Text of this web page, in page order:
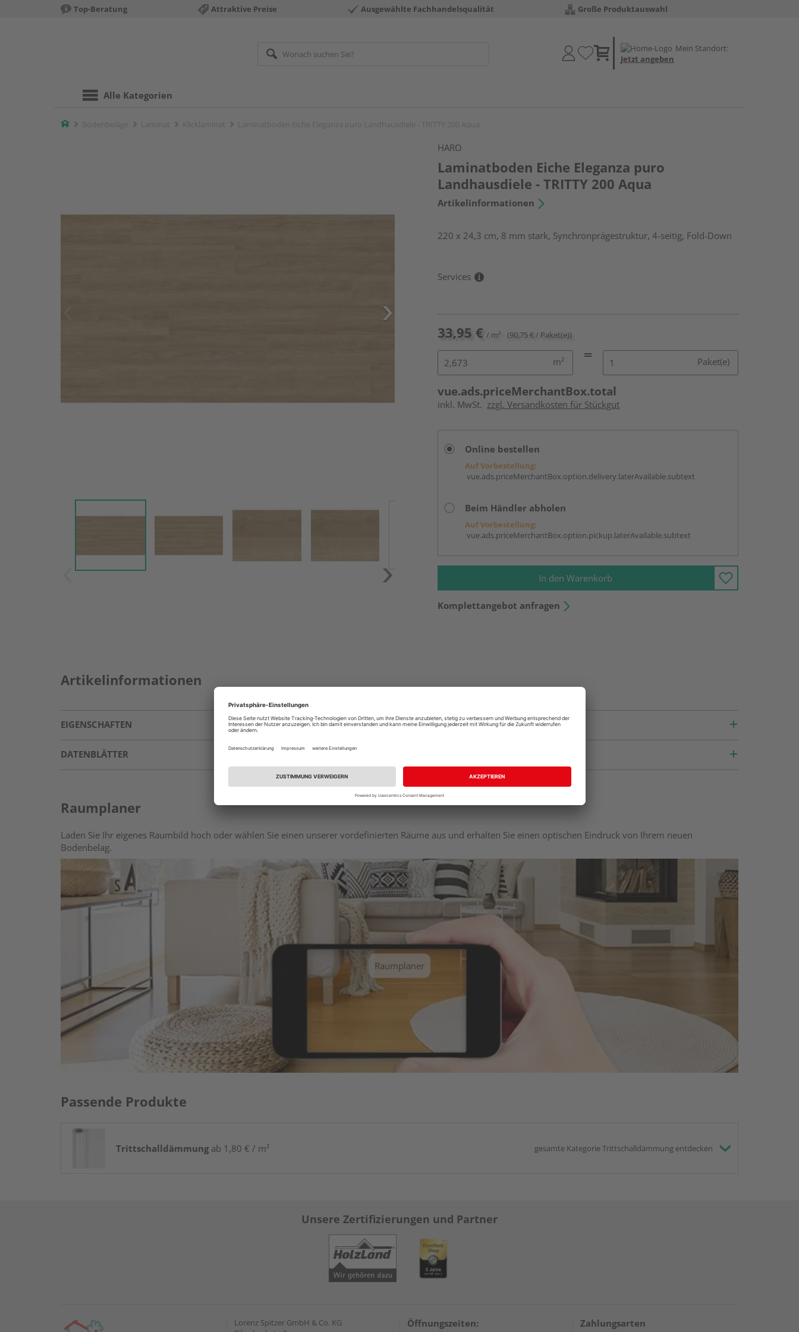
Top-Beratung Attraktive Preise Ausgewählte Fachhandelsqualität Große Produktauswahl
Mein Standort:
Jetzt angeben
Alle Kategorien
Home
HARO
Laminatboden Eiche Eleganza puro
Landhausdiele - TRITTY 200 Aqua
Artikelinformationen
220 x 24,3 cm, 8 mm stark, Synchronprägestruktur, 4-seitig, Fold-Down
Services
33,95 € / m² (90,75 € / Paket(e))
m² Paket(e)
vue.ads.priceMerchantBox.total
inkl. MwSt. zzgl. Versandkosten für Stückgut
Online bestellen
Auf Vorbestellung:
vue.ads.priceMerchantBox.option.delivery.laterAvailable.subtext
Beim Händler abholen
Auf Vorbestellung:
vue.ads.priceMerchantBox.option.pickup.laterAvailable.subtext
In den Warenkorb
Komplettangebot anfragen
Artikelinformationen
EIGENSCHAFTEN
DATENBLÄTTER
Raumplaner
Laden Sie Ihr eigenes Raumbild hoch oder wählen Sie einen unserer vordefinierten Räume aus und erhalten Sie einen optischen Eindruck von Ihrem neuen
Bodenbelag.
Raumplaner
Passende Produkte
Trittschalldämmung ab 1,80 € / m² gesamte Kategorie Trittschalldämmung entdecken
Unsere Zertifizierungen und Partner
Lorenz Spitzer GmbH & Co. KG
Öffnungszeiten: Zahlungsarten